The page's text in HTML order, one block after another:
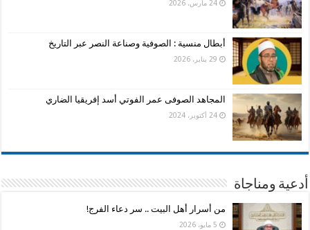
24 مارس، 2026
أبطال منسية : الصوفية وصناعة النصر عبر التاريخ
29 يناير، 2026
المجاهد الصوفى عمر الفوتي أسد إفريقيا الضاري
24 أكتوبر، 2024
أدعية ومناجاة
من أسرار أهل البيت .. سر دعاء الفرج!
5 مايو، 2026